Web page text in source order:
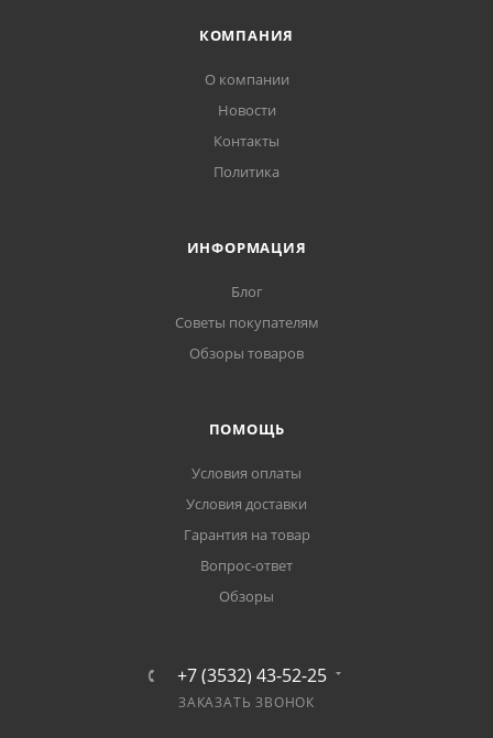
КОМПАНИЯ
О компании
Новости
Контакты
Политика
ИНФОРМАЦИЯ
Блог
Советы покупателям
Обзоры товаров
ПОМОЩЬ
Условия оплаты
Условия доставки
Гарантия на товар
Вопрос-ответ
Обзоры
+7 (3532) 43-52-25
ЗАКАЗАТЬ ЗВОНОК